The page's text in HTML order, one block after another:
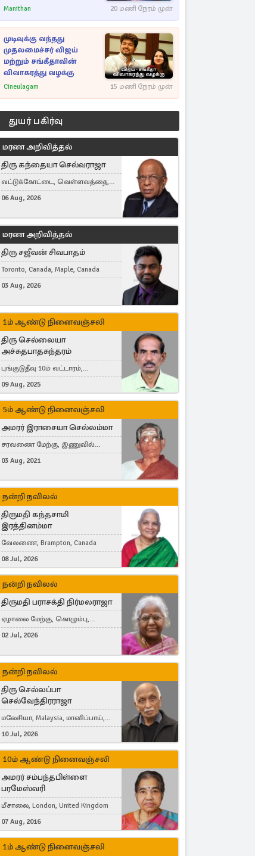
ராசிகள்!
Manithan 20 மணி நேரம் முன்
முடிவுக்கு வந்தது
முதலமைச்சர் விஜய்
மற்றும் சங்கீதாவின்
விவாகரத்து வழக்கு
Cineulagam 15 மணி நேரம் முன்
துயர் பகிர்வு
மரண அறிவித்தல்
திரு கந்தையா செல்வராஜா
வட்டுக்கோட்டை, வெள்ளவத்தை,
Toronto, Canada
06 Aug, 2026
மரண அறிவித்தல்
திரு சஜீவன் சிவபாதம்
Toronto, Canada, Maple, Canada
03 Aug, 2026
1ம் ஆண்டு நினைவஞ்சலி
திரு செல்லையா
அச்சுதபாதசுந்தரம்
புங்குடுதீவு 10ம் வட்டாரம்,
கொள்ளுப்பிட்டி
09 Aug, 2025
5ம் ஆண்டு நினைவஞ்சலி
அமரர் இராசையா செல்லம்மா
சரவணை மேற்கு, இணுவில்
கிழக்கு
03 Aug, 2021
நன்றி நவிலல்
திருமதி கந்தசாமி
இரத்தினம்மா
வேலணை, Brampton, Canada
08 Jul, 2026
நன்றி நவிலல்
திருமதி பராசக்தி நிர்மலராஜா
ஏழாலை மேற்கு, கொழும்பு,
தங்காலை, London, United Kingdom
02 Jul, 2026
நன்றி நவிலல்
திரு செல்லப்பா
செல்வேந்திரராஜா
மலேசியா, Malaysia, மானிப்பாய்,
Duisburg, Germany, London, United
Kingdom
10 Jul, 2026
10ம் ஆண்டு நினைவஞ்சலி
அமரர் சம்பந்தபிள்ளை
பரமேஸ்வரி
மீசாலை, London, United Kingdom
07 Aug, 2016
1ம் ஆண்டு நினைவஞ்சலி